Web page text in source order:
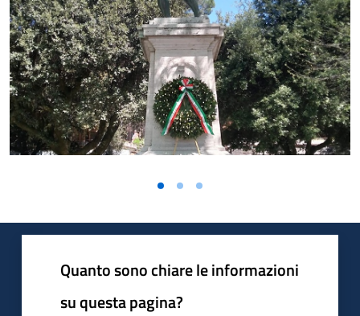
Quanto sono chiare le informazioni
su questa pagina?